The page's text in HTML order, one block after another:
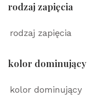
rodzaj zapięcia
rodzaj zapięcia
kolor dominujący
kolor dominujący